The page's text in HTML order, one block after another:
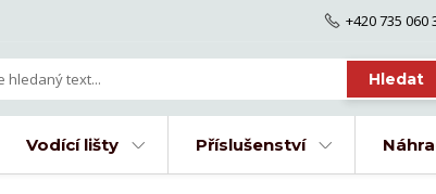
Hledat
+420 735 060
Vodící lišty Příslušenství